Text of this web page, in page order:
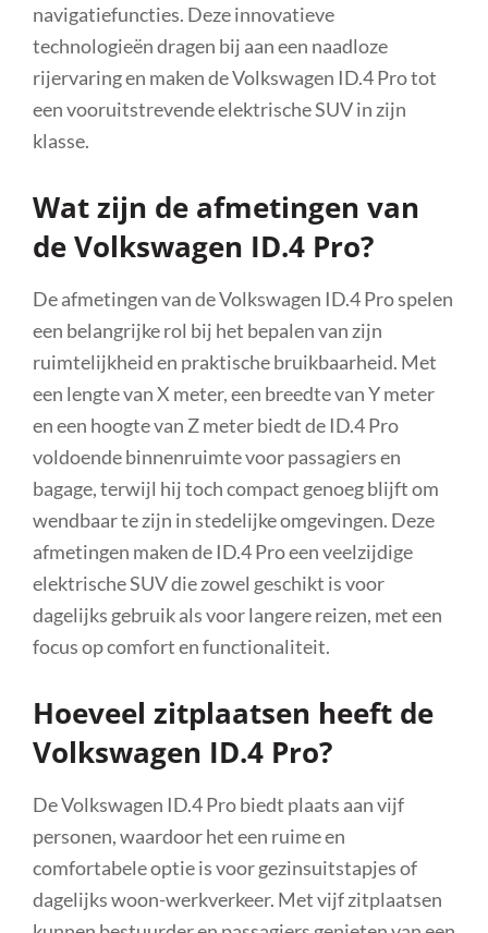
navigatiefuncties. Deze innovatieve
technologieën dragen bij aan een naadloze
rijervaring en maken de Volkswagen ID.4 Pro tot
een vooruitstrevende elektrische SUV in zijn
klasse.
Wat zijn de afmetingen van
de Volkswagen ID.4 Pro?
De afmetingen van de Volkswagen ID.4 Pro spelen
een belangrijke rol bij het bepalen van zijn
ruimtelijkheid en praktische bruikbaarheid. Met
een lengte van X meter, een breedte van Y meter
en een hoogte van Z meter biedt de ID.4 Pro
voldoende binnenruimte voor passagiers en
bagage, terwijl hij toch compact genoeg blijft om
wendbaar te zijn in stedelijke omgevingen. Deze
afmetingen maken de ID.4 Pro een veelzijdige
elektrische SUV die zowel geschikt is voor
dagelijks gebruik als voor langere reizen, met een
focus op comfort en functionaliteit.
Hoeveel zitplaatsen heeft de
Volkswagen ID.4 Pro?
De Volkswagen ID.4 Pro biedt plaats aan vijf
personen, waardoor het een ruime en
comfortabele optie is voor gezinsuitstapjes of
dagelijks woon-werkverkeer. Met vijf zitplaatsen